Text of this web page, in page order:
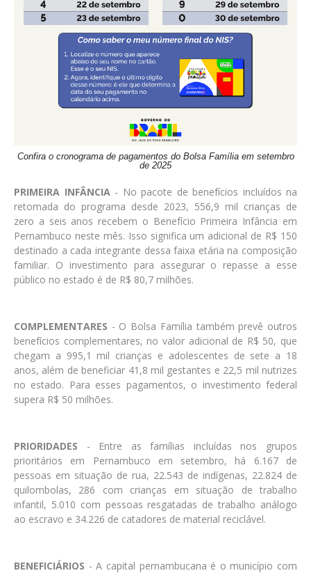
Confira o cronograma de pagamentos do Bolsa Família em setembro
de 2025
PRIMEIRA INFÂNCIA- No pacote de benefícios incluídos na
retomada do programa desde 2023, 556,9 mil crianças de
zero a seis anos recebem o Benefício Primeira Infância em
Pernambuco neste mês. Isso significa um adicional de R$ 150
destinado a cada integrante dessa faixa etária na composição
familiar. O investimento para assegurar o repasse a esse
público no estado é de R$ 80,7 milhões.
COMPLEMENTARES - O Bolsa Família também prevê outros
benefícios complementares, no valor adicional de R$ 50, que
chegam a 995,1 mil crianças e adolescentes de sete a 18
anos, além de beneficiar 41,8 mil gestantes e 22,5 mil nutrizes
no estado. Para esses pagamentos, o investimento federal
supera R$ 50 milhões.
PRIORIDADES - Entre as famílias incluídas nos grupos
prioritários em Pernambuco em setembro, há 6.167 de
pessoas em situação de rua, 22.543 de indígenas, 22.824 de
quilombolas, 286 com crianças em situação de trabalho
infantil, 5.010 com pessoas resgatadas de trabalho análogo
ao escravo e 34.226 de catadores de material reciclável.
BENEFICIÁRIOS - A capital pernambucana é o município com